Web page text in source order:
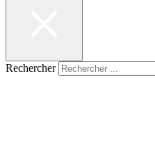
Rechercher